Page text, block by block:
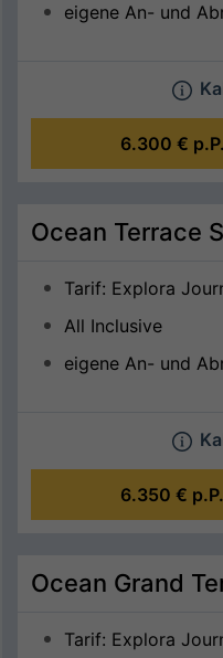
eigene An- und
6.300 €
Ocean Terrace
Tarif: Explora
All Inclusive
eigene An- und
6.350 €
Ocean Grand
Tarif: Explora